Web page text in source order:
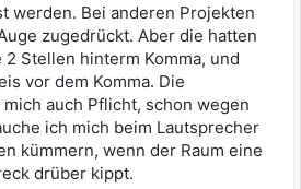
werden. Bei anderen Projekten
zugedrückt. Aber die hatten
Stellen hinterm Komma, und
vor dem Komma. Die
auch Pflicht, schon wegen
ich mich beim Lautsprecher
kümmern, wenn der Raum eine
drüber kippt.